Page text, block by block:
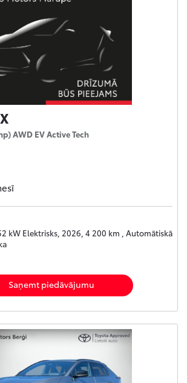
AWD EV Active Tech
kW Elektrisks, 2026, 4 200 km , Automātiskā
Saņemt piedāvājumu